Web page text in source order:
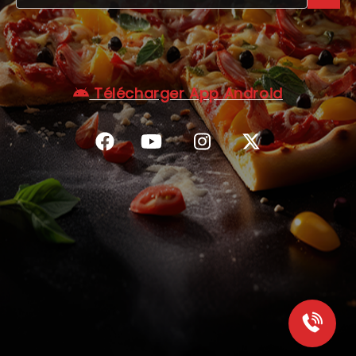
C.G.V
Télécharger App Android